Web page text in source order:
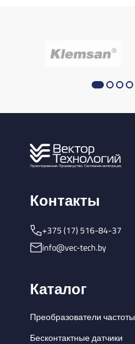
Контакты
+375 (17) 516-84-37
info@vec-tech.by
Каталог
Преобразователи частоты
Бесконтактные датчики